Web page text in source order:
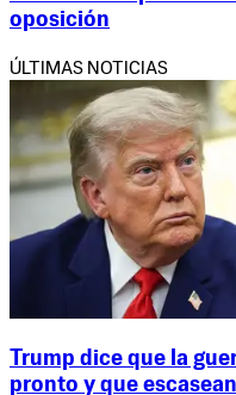
oposición
ÚLTIMAS NOTICIAS
Trump dice que la
pronto y que